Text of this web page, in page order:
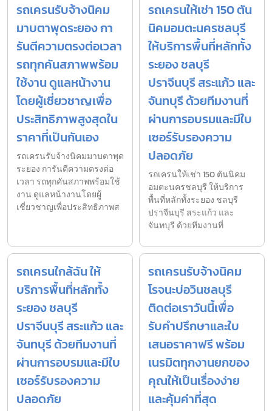
รถเครนรับจ้างนิคม
มาบตาพุดระยอง กา
รันตีความตรงต่อเวลา
รถทุกคันสภาพพร้อม
ใช้งาน ดูแลหน้างาน
โดยผู้เชี่ยวชาญเพื่อ
ประสิทธิภาพสูงสุดใน
ราคาที่เป็นกันเอง
รถเครนรับจ้างนิคมมาบตาพุด
ระยอง การันตีความตรงต่อ
เวลา รถทุกคันสภาพพร้อมใช้
งาน ดูแลหน้างานโดยผู้
เชี่ยวชาญเพื่อประสิทธิภาพส
รถเครนให้เช่า 150 ตัน
นิคมอมตะนครชลบุรี
ให้บริการพื้นที่หลักทั้ง
ระยอง ชลบุรี
ปราจีนบุรี สระแก้ว และ
จันทบุรี ด้วยทีมงานที่
ผ่านการอบรมและมีใบ
เซอร์รับรองความ
ปลอดภัย
รถเครนให้เช่า 150 ตันนิคม
อมตะนครชลบุรี ให้บริการ
พื้นที่หลักทั้งระยอง ชลบุรี
ปราจีนบุรี สระแก้ว และ
จันทบุรี ด้วยทีมงานที่
รถเครนใกล้ฉัน ให้
บริการพื้นที่หลักทั้ง
ระยอง ชลบุรี
ปราจีนบุรี สระแก้ว และ
จันทบุรี ด้วยทีมงานที่
ผ่านการอบรมและมีใบ
เซอร์รับรองความ
ปลอดภัย
รถเครนรับจ้างนิคม
โรจนะบ่อวินชลบุรี
ติดต่อเราวันนี้เพื่อ
รับคำปรึกษาและใบ
เสนอราคาฟรี พร้อม
เนรมิตทุกงานยกของ
คุณให้เป็นเรื่องง่าย
และคุ้มค่าที่สุด